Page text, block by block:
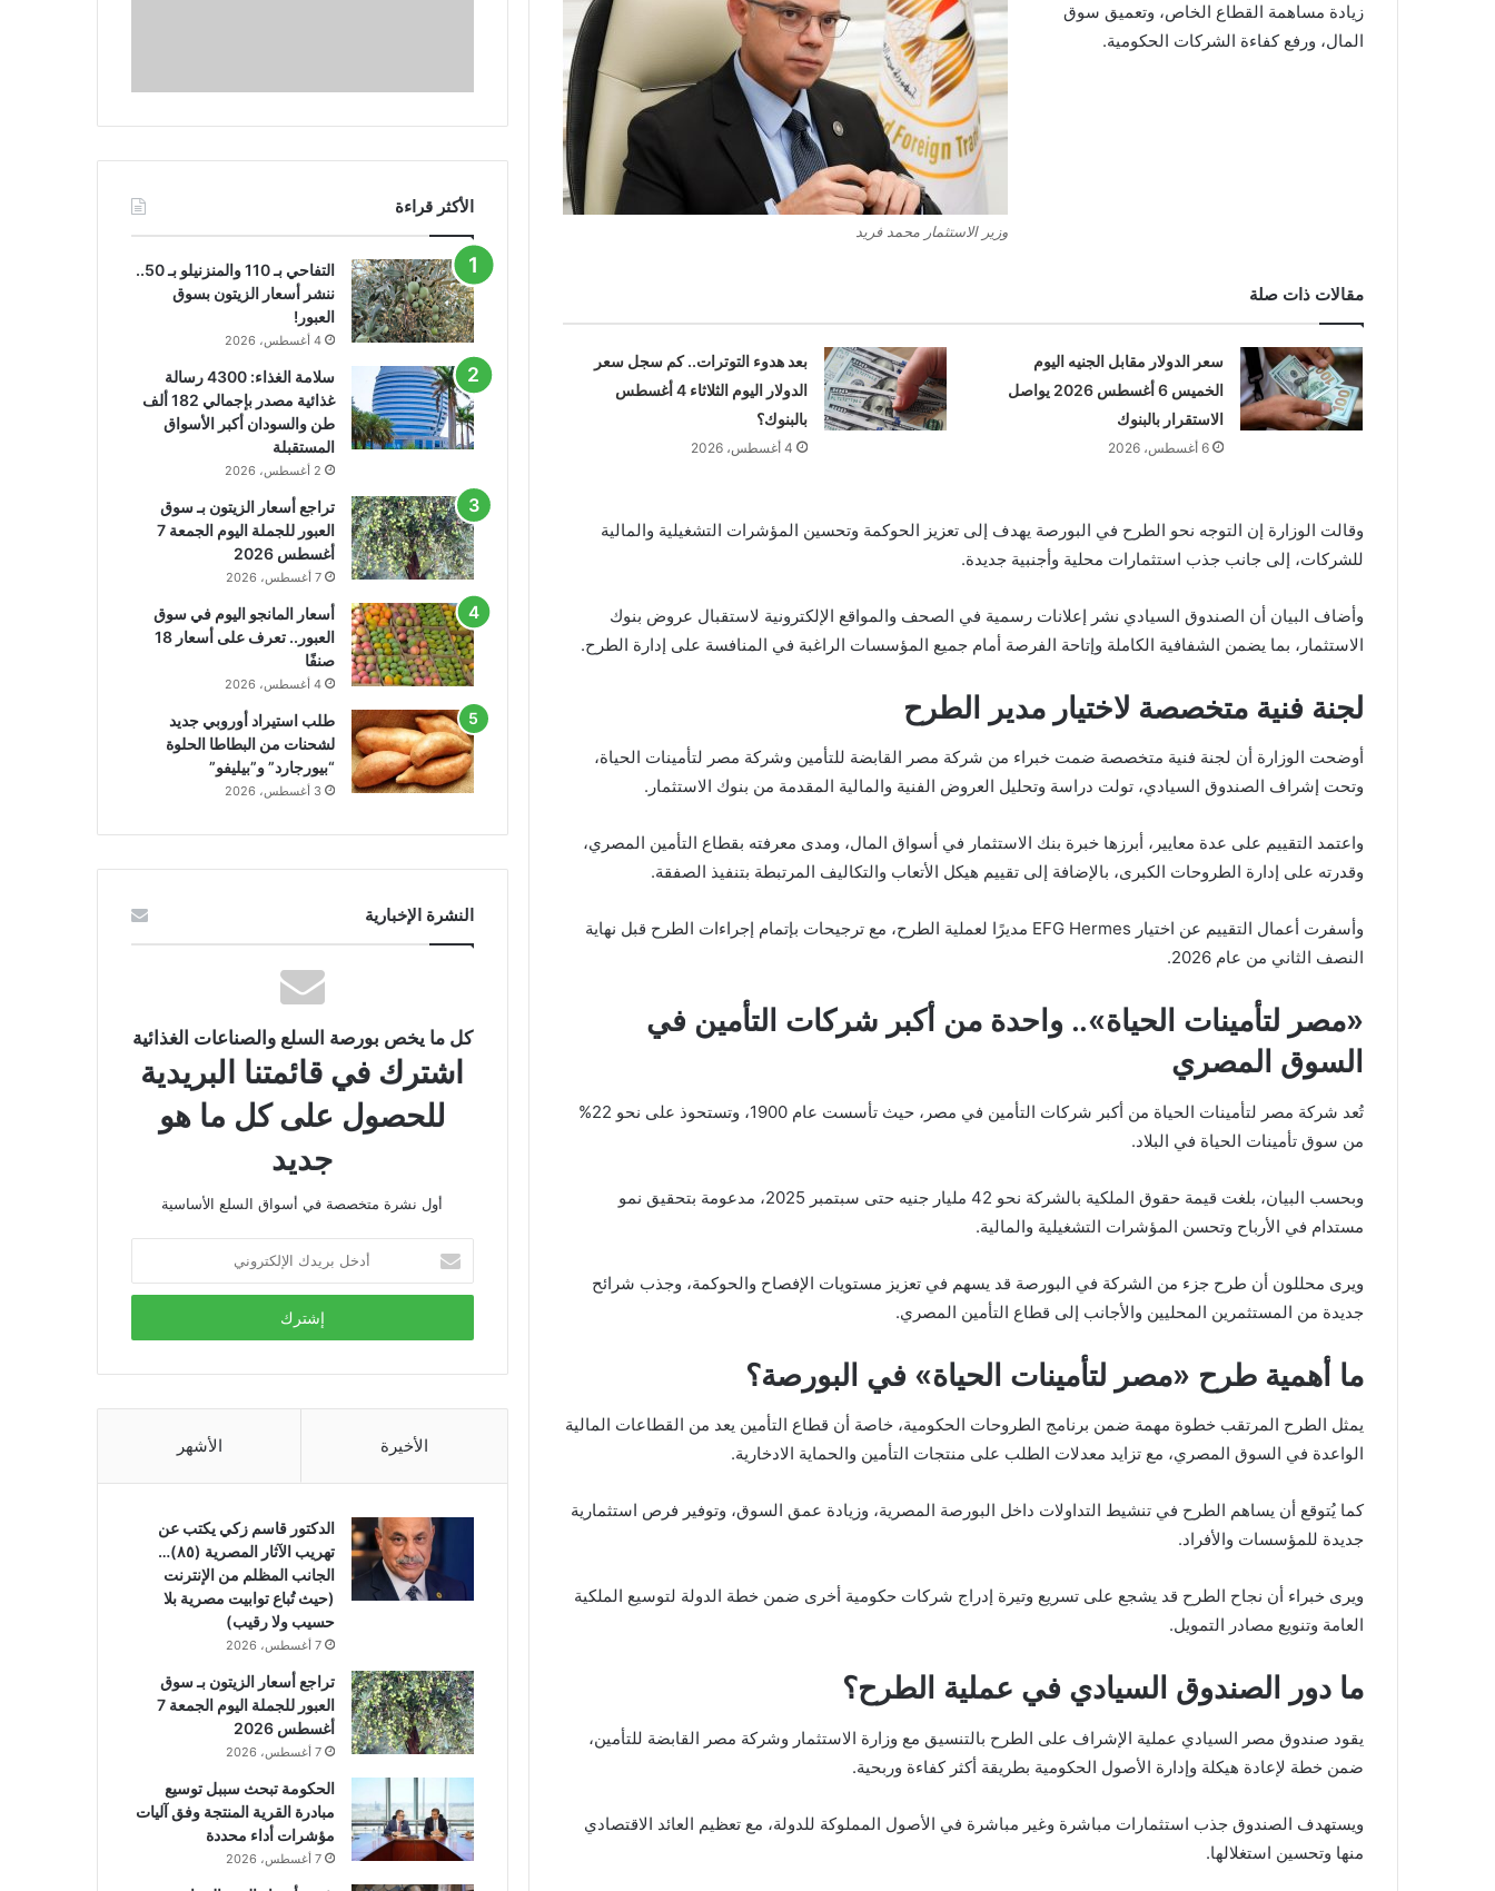
وزير الاستثمار محمد فريد
زيادة مساهمة القطاع الخاص، وتعميق سوق
المال، ورفع كفاءة الشركات الحكومية.
مقالات ذات صلة
سعر الدولار مقابل الجنيه اليوم
الخميس 6 أغسطس 2026 يواصل
الاستقرار بالبنوك
6 أغسطس، 2026
بعد هدوء التوترات.. كم سجل سعر
الدولار اليوم الثلاثاء 4 أغسطس
بالبنوك؟
4 أغسطس، 2026
وقالت الوزارة إن التوجه نحو الطرح في البورصة يهدف إلى تعزيز الحوكمة وتحسين المؤشرات التشغيلية والمالية
للشركات، إلى جانب جذب استثمارات محلية وأجنبية جديدة.
وأضاف البيان أن الصندوق السيادي نشر إعلانات رسمية في الصحف والمواقع الإلكترونية لاستقبال عروض بنوك
الاستثمار، بما يضمن الشفافية الكاملة وإتاحة الفرصة أمام جميع المؤسسات الراغبة في المنافسة على إدارة الطرح.
لجنة فنية متخصصة لاختيار مدير الطرح
أوضحت الوزارة أن لجنة فنية متخصصة ضمت خبراء من شركة مصر القابضة للتأمين وشركة مصر لتأمينات الحياة،
وتحت إشراف الصندوق السيادي، تولت دراسة وتحليل العروض الفنية والمالية المقدمة من بنوك الاستثمار.
واعتمد التقييم على عدة معايير، أبرزها خبرة بنك الاستثمار في أسواق المال، ومدى معرفته بقطاع التأمين المصري،
وقدرته على إدارة الطروحات الكبرى، بالإضافة إلى تقييم هيكل الأتعاب والتكاليف المرتبطة بتنفيذ الصفقة.
وأسفرت أعمال التقييم عن اختيار EFG Hermes مديرًا لعملية الطرح، مع ترجيحات بإتمام إجراءات الطرح قبل نهاية
النصف الثاني من عام 2026.
«مصر لتأمينات الحياة».. واحدة من أكبر شركات التأمين في
السوق المصري
تُعد شركة مصر لتأمينات الحياة
من أكبر شركات التأمين في مصر، حيث تأسست عام 1900، وتستحوذ على نحو 22%
من سوق تأمينات الحياة في البلاد.
وبحسب البيان، بلغت قيمة حقوق الملكية بالشركة نحو 42 مليار جنيه حتى سبتمبر 2025، مدعومة بتحقيق نمو
مستدام في الأرباح وتحسن المؤشرات التشغيلية والمالية.
ويرى محللون أن طرح جزء من الشركة في البورصة قد يسهم في تعزيز مستويات الإفصاح والحوكمة، وجذب شرائح
جديدة من المستثمرين المحليين والأجانب إلى قطاع التأمين المصري.
ما أهمية طرح «مصر لتأمينات الحياة» في البورصة؟
يمثل الطرح المرتقب خطوة مهمة ضمن برنامج الطروحات الحكومية، خاصة أن قطاع التأمين يعد من القطاعات المالية
الواعدة في السوق المصري، مع تزايد معدلات الطلب على منتجات التأمين والحماية الادخارية.
كما يُتوقع أن يساهم الطرح في تنشيط التداولات داخل البورصة المصرية، وزيادة عمق السوق، وتوفير فرص استثمارية
جديدة للمؤسسات والأفراد.
ويرى خبراء أن نجاح الطرح قد يشجع على تسريع وتيرة إدراج شركات حكومية أخرى ضمن خطة الدولة لتوسيع الملكية
العامة وتنويع مصادر التمويل.
ما دور الصندوق السيادي في عملية الطرح؟
يقود صندوق مصر السيادي عملية الإشراف على الطرح بالتنسيق مع وزارة الاستثمار وشركة مصر القابضة للتأمين،
ضمن خطة لإعادة هيكلة وإدارة الأصول الحكومية بطريقة أكثر كفاءة وربحية.
ويستهدف الصندوق جذب استثمارات مباشرة وغير مباشرة في الأصول المملوكة للدولة، مع تعظيم العائد الاقتصادي
منها وتحسين استغلالها.
الأكثر قراءة
التفاحي بـ 110 والمنزنيلو بـ 50..
ننشر أسعار الزيتون بسوق
العبور!
4 أغسطس، 2026
سلامة الغذاء: 4300 رسالة
غذائية مصدر بإجمالي 182 ألف
طن والسودان أكبر الأسواق
المستقبلة
2 أغسطس، 2026
تراجع أسعار الزيتون بـ سوق
العبور للجملة اليوم الجمعة 7
أغسطس 2026
7 أغسطس، 2026
أسعار المانجو اليوم في سوق
العبور.. تعرف على أسعار 18
صنفًا
4 أغسطس، 2026
طلب استيراد أوروبي جديد
لشحنات من البطاطا الحلوة
“بيورجارد” و”بيليفو”
3 أغسطس، 2026
النشرة الإخبارية
كل ما يخص بورصة السلع والصناعات الغذائية
اشترك في قائمتنا البريدية
للحصول على كل ما هو
جديد
أول نشرة متخصصة في أسواق السلع الأساسية
بريدك
الإلكتروني
الأخيرة الأشهر
الدكتور قاسم زكي يكتب عن
تهريب الآثار المصرية (٨٥)…
الجانب المظلم من الإنترنت
(حيث تُباع توابيت مصرية بلا
حسيب ولا رقيب)
7 أغسطس، 2026
تراجع أسعار الزيتون بـ سوق
العبور للجملة اليوم الجمعة 7
أغسطس 2026
7 أغسطس، 2026
الحكومة تبحث سببل توسيع
مبادرة القرية المنتجة وفق آليات
مؤشرات أداء محددة
7 أغسطس، 2026